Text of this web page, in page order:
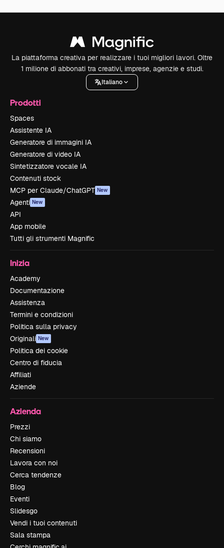
La piattaforma creativa per realizzare i tuoi migliori lavori. Oltre
1 milione di abbonati tra creativi, imprese, agenzie e studi.
Italiano
Prodotti
Spaces
Assistente IA
Generatore di immagini IA
Generatore di video IA
Sintetizzatore vocale IA
Contenuti stock
MCP per Claude/ChatGPT New
Agenti New
API
App mobile
Tutti gli strumenti Magnific
Inizia
Academy
Documentazione
Assistenza
Termini e condizioni
Politica sulla privacy
Originali New
Politica dei cookie
Centro di fiducia
Affiliati
Aziende
Azienda
Prezzi
Chi siamo
Recensioni
Lavora con noi
Cerca tendenze
Blog
Eventi
Slidesgo
Vendi i tuoi contenuti
Sala stampa